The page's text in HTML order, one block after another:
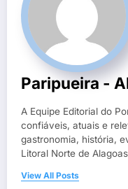
Paripueira -
A Equipe Editorial do
confiáveis, atuais e
gastronomia, história,
Litoral Norte de
View All Posts